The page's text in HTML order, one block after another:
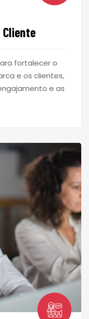
Cliente
fortalecer o
e os clientes,
e as